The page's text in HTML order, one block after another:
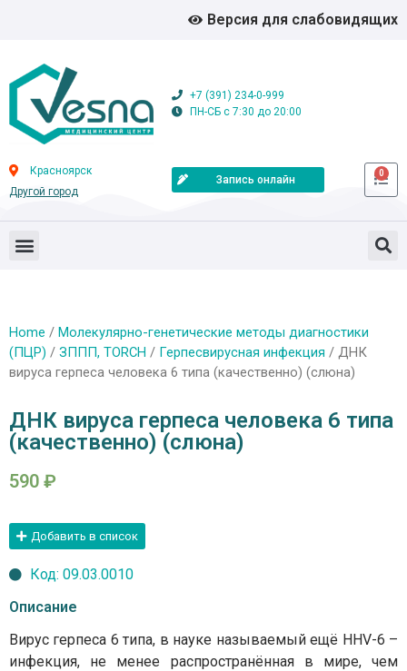
Версия для слабовидящих
+7 (391) 234-0-999
ПН-СБ с 7:30 до 20:00
Красноярск
Другой город
Запись онлайн
0
Home / Молекулярно-генетические методы диагностики
(ПЦР) / ЗППП, TORCH / Герпесвирусная инфекция / ДНК
вируса герпеса человека 6 типа (качественно) (слюна)
ДНК вируса герпеса человека 6 типа
(качественно) (слюна)
590 ₽
Добавить в список
Код: 09.03.0010
Описание
Вирус герпеса 6 типа, в науке называемый ещё HHV-6 –
инфекция, не менее распространённая в мире, чем